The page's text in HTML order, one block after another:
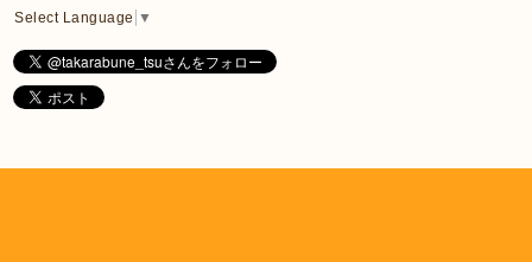
Select Language ▼